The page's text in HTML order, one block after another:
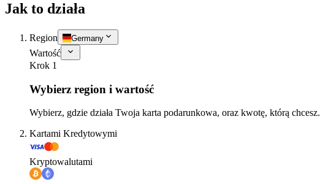
Jak to działa
Region Germany
Wartość
Krok 1
Wybierz region i wartość
Wybierz, gdzie działa Twoja karta podarunkowa, oraz kwotę, którą chcesz.
Kartami Kredytowymi
Kryptowalutami